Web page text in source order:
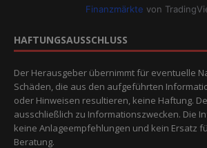
Finanzmärkte von
HAFTUNGSAUSSCHLUSS
Der Herausgeber übernimmt für eventuelle
Schäden, die aus den aufgeführten
oder Hinweisen resultieren, keine Haftung.
ausschließlich zu Informationszwecken. Die
keine Anlageempfehlungen und kein Ersatz
Beratung.